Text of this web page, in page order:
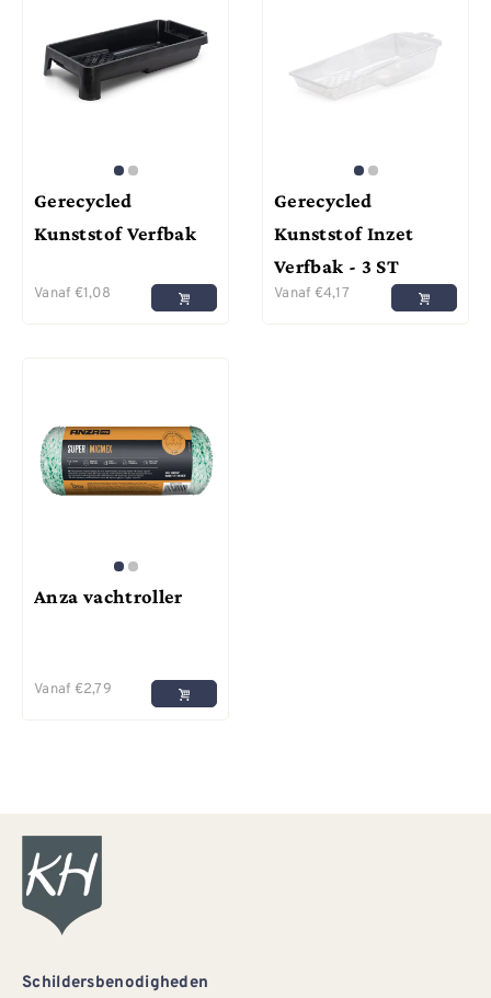
Gerecycled
Kunststof Verfbak
Vanaf €1,08
Gerecycled
Kunststof Inzet
Verfbak - 3 ST
Vanaf €4,17
Anza vachtroller
Vanaf €2,79
Schildersbenodigheden